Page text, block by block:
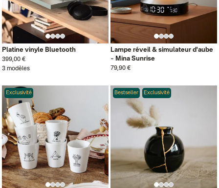
Platine vinyle Bluetooth
399,00 €
3 modèles
Lampe réveil & simulateur d'aube
– Mina Sunrise
79,90 €
Exclusivité Bestseller Exclusivité